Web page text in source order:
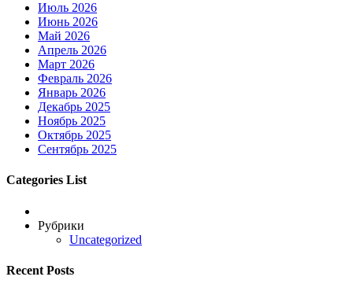
Июль 2026
Июнь 2026
Май 2026
Апрель 2026
Март 2026
Февраль 2026
Январь 2026
Декабрь 2025
Ноябрь 2025
Октябрь 2025
Сентябрь 2025
Categories List
Рубрики
Uncategorized
Recent Posts